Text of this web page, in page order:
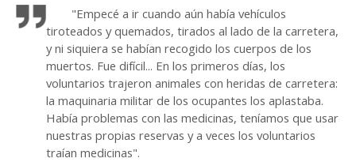
"Empecé a ir cuando aún había vehículos
tiroteados y quemados, tirados al lado de la carretera,
y ni siquiera se habían recogido los cuerpos de los
muertos. Fue difícil... En los primeros días, los
voluntarios trajeron animales con heridas de carretera:
la maquinaria militar de los ocupantes los aplastaba.
Había problemas con las medicinas, teníamos que usar
nuestras propias reservas y a veces los voluntarios
traían medicinas".